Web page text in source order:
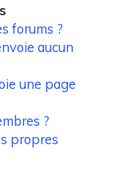
forums ?
aucun
une page
?
propres